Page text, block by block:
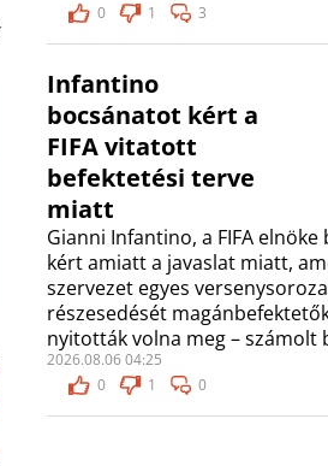
0
1 3
Infantino
bocsánatot kért a
FIFA vitatott
befektetési terve
miatt
Gianni Infantino, a FIFA
kért amiatt a javaslat miatt,
szervezet egyes
részesedését
nyitották volna meg – számolt
2026.08.06 04:25
0
1 0